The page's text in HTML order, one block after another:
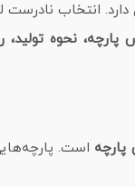
انتخاب نادرست
پارچه، نحوه
است.